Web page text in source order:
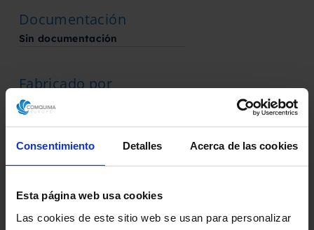
Consentimiento Detalles Acerca de las cookies
Esta página web usa cookies
Las cookies de este sitio web se usan para personalizar
Documentación
Sin documentación
Fabricado por
Sin marca
Descarga la ficha técnica